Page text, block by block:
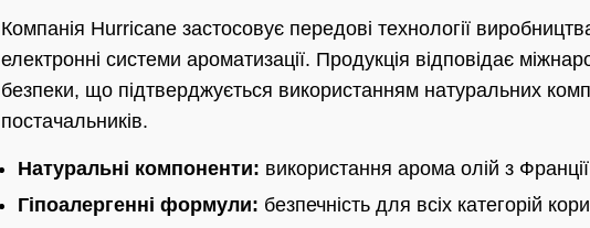
Компанія Hurricane застосовує передові технології
електронні системи ароматизації. Продукція відповідає
безпеки, що підтверджується використанням натуральних
постачальників.
Натуральні компоненти: використання арома олій з
Гіпоалергенні формули: безпечність для всіх категорій